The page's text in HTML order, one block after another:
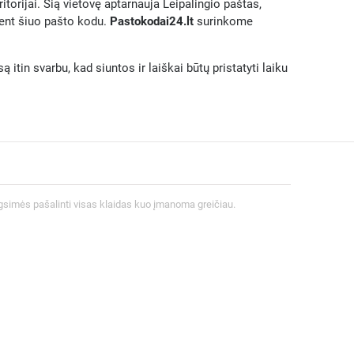
Šią vietovę aptarnauja Leipalingio paštas,
šiuo pašto kodu. Pastokodai24.lt surinkome
itin svarbu, kad siuntos ir laiškai būtų pristatyti laiku
pašalinti visas klaidas kuo įmanoma greičiau.